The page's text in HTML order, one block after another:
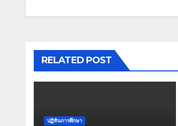
RELATED POST
ปฏิทินการศึกษา